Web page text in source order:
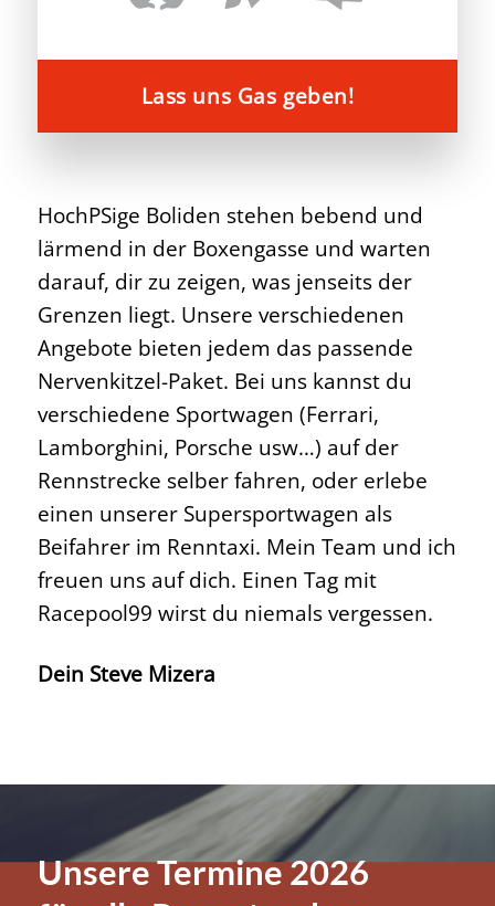
Lass uns Gas geben!
HochPSige Boliden stehen bebend und
lärmend in der Boxengasse und warten
darauf, dir zu zeigen, was jenseits der
Grenzen liegt. Unsere verschiedenen
Angebote bieten jedem das passende
Nervenkitzel-Paket. Bei uns kannst du
verschiedene Sportwagen (Ferrari,
Lamborghini, Porsche usw…) auf der
Rennstrecke selber fahren, oder erlebe
einen unserer Supersportwagen als
Beifahrer im Renntaxi. Mein Team und ich
freuen uns auf dich. Einen Tag mit
Racepool99 wirst du niemals vergessen.
Dein Steve Mizera
Unsere Termine 2026